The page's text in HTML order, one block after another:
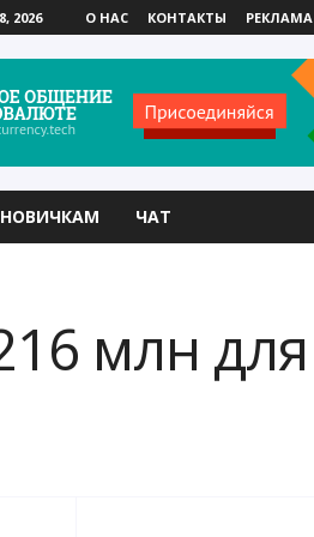
2026 О НАС КОНТАКТЫ РЕКЛАМА
НОВИЧКАМ ЧАТ
млн для